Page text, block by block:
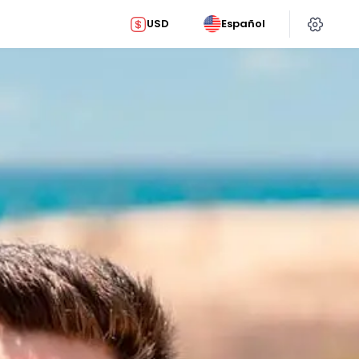
USD Español